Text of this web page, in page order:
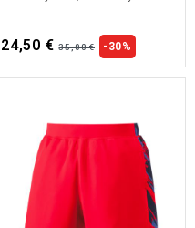
24,50 € 35,00 € -30%